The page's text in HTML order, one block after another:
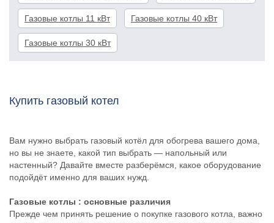
Газовые котлы 11 кВт Газовые котлы 40 кВт
Газовые котлы 30 кВт
Купить газовый котел
Вам нужно выбрать газовый котёл для обогрева вашего дома,
но вы не знаете, какой тип выбрать — напольный или
настенный? Давайте вместе разберёмся, какое оборудование
подойдёт именно для ваших нужд.
Газовые котлы : основные различия
Прежде чем принять решение о покупке газового котла, важно